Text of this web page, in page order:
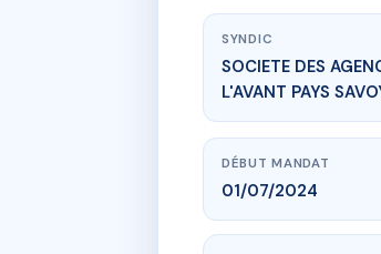
SYNDIC
SOCIETE DES
L'AVANT PAYS
DÉBUT MANDAT
01/07/2024